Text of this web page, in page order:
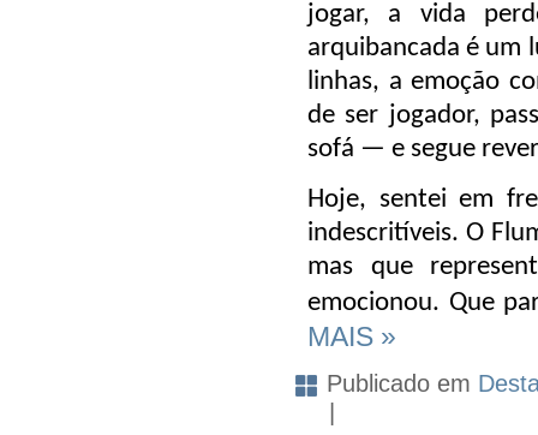
jogar, a vida
arquibancada é um
linhas, a emoção
de ser jogador,
sofá — e segue
Hoje, sentei em
indescritíveis. O
mas que
emocionou. Que
MAIS »
Publicado em